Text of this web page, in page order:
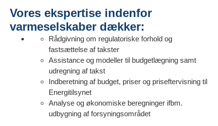
Vores ekspertise indenfor
varmeselskaber dækker:
Rådgivning om regulatoriske forhold og
fastsættelse af takster
Assistance og modeller til budgetlægning samt
udregning af takst
Indberetning af budget, priser og priseftervisning til
Energitilsynet
Analyse og økonomiske beregninger ifbm.
udbygning af forsyningsområdet